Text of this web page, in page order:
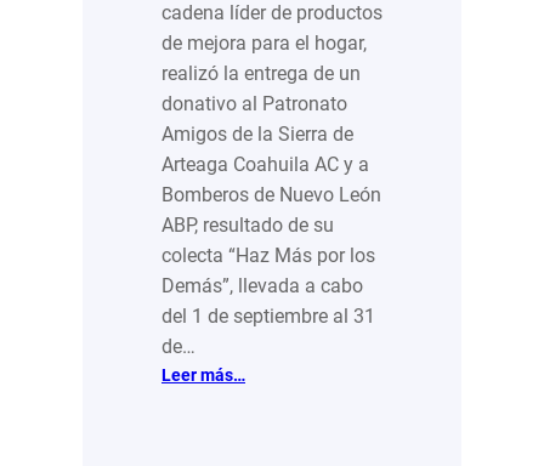
cadena líder de productos
de mejora para el hogar,
realizó la entrega de un
donativo al Patronato
Amigos de la Sierra de
Arteaga Coahuila AC y a
Bomberos de Nuevo León
ABP, resultado de su
colecta “Haz Más por los
Demás”, llevada a cabo
del 1 de septiembre al 31
de…
Leer más…